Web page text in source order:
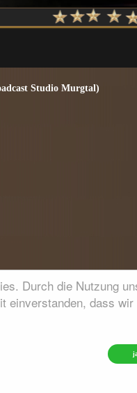
Durch die Nutzung
einverstanden, dass wir
Studio Murgtal)